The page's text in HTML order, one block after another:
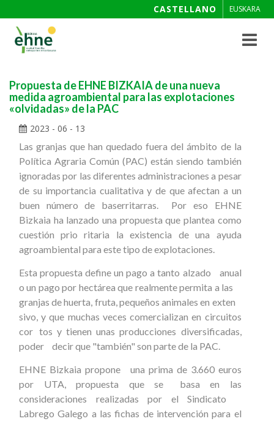
CASTELLANO EUSKARA
Toggle
Propuesta de EHNE BIZKAIA de una nueva
medida agroambiental para las explotaciones
«olvidadas» de la PAC
2023 - 06 - 13
Las granjas que han quedado fuera del ámbito de la
Política Agraria Común (PAC) están siendo también
ignoradas por las diferentes administraciones a pesar
de su importancia cualitativa y de que afectan a un
buen número de baserritarras. Por eso EHNE
Bizkaia ha lanzado una propuesta que plantea como
cuestión prio ritaria la existencia de una ayuda
agroambiental para este tipo de explotaciones.
Esta propuesta define un pago a tanto alzado anual
o un pago por hectárea que realmente permita a las
granjas de huerta, fruta, pequeños animales en exten
sivo, y que muchas veces comercializan en circuitos
cor tos y tienen unas producciones diversificadas,
poder decir que "también" son parte de la PAC.
EHNE Bizkaia propone una prima de 3.660 euros
por UTA, propuesta que se basa en las
consideraciones realizadas por el Sindicato
Labrego Galego a las fichas de intervención para el